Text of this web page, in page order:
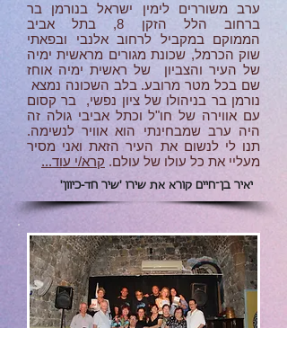
ערב משוררים לימין ישראל בנורמן בר
ברחוב הלל הזקן 8, בתל אביב
הממוקם במקביל לרחוב אלנבי ובפאתי
שוק הכרמל, שכונת מגורים מראשית ימיה
של העיר והצביון של ראשית ימיה אוחז
שם בכל מטר מרובע. בלב השכונה נמצא
נורמן בר בניהולו של ציון נפשי, בר קסום
עם אווירה של חו"ל וכתל אביבי גולה זה
היה ערב שמבחינתי הוא אוויר לנשימה.
תנו לי לנשום את העיר הזאת ואני מסיר
מעליי את כל עולו של עולם. קרא/י עוד...
יאיר בן־חיים קורא את שירו 'שיר חד-כיוון'